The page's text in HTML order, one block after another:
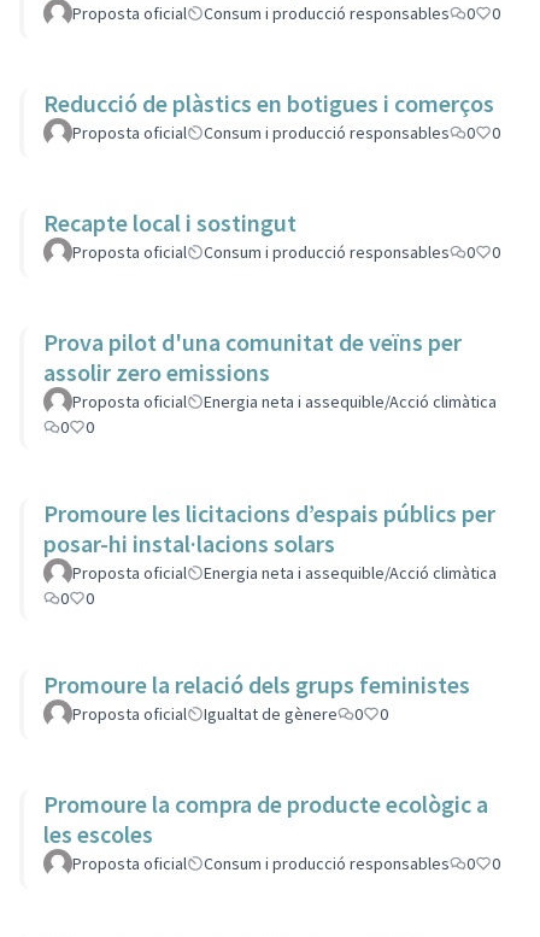
Proposta oficial Consum i producció responsables 0 0
Reducció de plàstics en botigues i comerços
Proposta oficial Consum i producció responsables 0 0
Recapte local i sostingut
Proposta oficial Consum i producció responsables 0 0
Prova pilot d'una comunitat de veïns per
assolir zero emissions
Proposta oficial
Energia neta i assequible/Acció climàtica
0
0
Promoure les licitacions d’espais públics per
posar-hi instal·lacions solars
Proposta oficial
Energia neta i assequible/Acció climàtica
0
0
Promoure la relació dels grups feministes
Proposta oficial Igualtat de gènere 0 0
Promoure la compra de producte ecològic a
les escoles
Proposta oficial Consum i producció responsables 0 0